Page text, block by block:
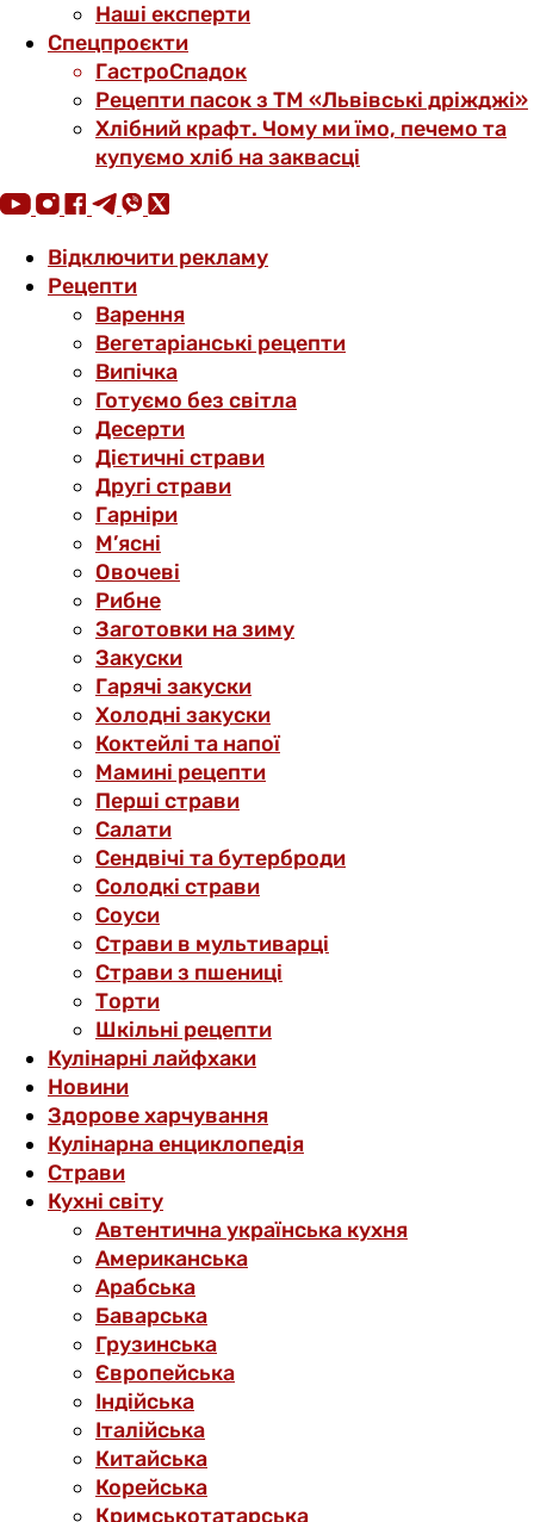
Наші експерти
Спецпроєкти
ГастроСпадок
Рецепти пасок з ТМ «Львівські дріжджі»
Хлібний крафт. Чому ми їмо, печемо та
купуємо хліб на заквасці
Відключити рекламу
Рецепти
Варення
Вегетаріанські рецепти
Випічка
Готуємо без світла
Десерти
Дієтичні страви
Другі страви
Гарніри
М’ясні
Овочеві
Рибне
Заготовки на зиму
Закуски
Гарячі закуски
Холодні закуски
Коктейлі та напої
Мамині рецепти
Перші страви
Салати
Сендвічі та бутерброди
Солодкі страви
Соуси
Страви в мультиварці
Страви з пшениці
Торти
Шкільні рецепти
Кулінарні лайфхаки
Новини
Здорове харчування
Кулінарна енциклопедія
Страви
Кухні світу
Автентична українська кухня
Американська
Арабська
Баварська
Грузинська
Європейська
Індійська
Італійська
Китайська
Корейська
Кримськотатарська